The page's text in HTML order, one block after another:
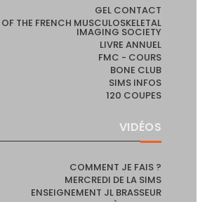
GEL CONTACT
THE FRENCH MUSCULOSKELETAL
IMAGING SOCIETY
LIVRE ANNUEL
FMC - COURS
BONE CLUB
SIMS INFOS
120 COUPES
VIDÉOS
COMMENT JE FAIS ?
MERCREDI DE LA SIMS
ENSEIGNEMENT JL BRASSEUR